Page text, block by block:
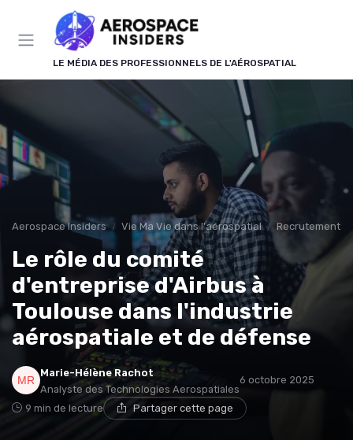
LE MÉDIA DES PROFESSIONNELS DE L'AÉROSPATIAL
Aerospace Insiders Vie Ma Vie dans l'aérospatial Recrutement
Le rôle du comité
d'entreprise d'Airbus à
Toulouse dans l'industrie
aérospatiale et de défense
Marie-Hélène Rachot
Analyste des Technologies Aerospatiales
6 octobre 2025
9 min de lecture Partager cette page
Panneau de gestion des cookies